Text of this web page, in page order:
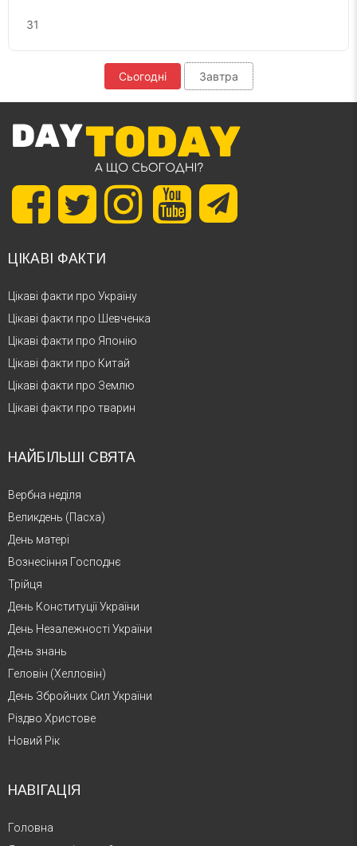
31
Сьогодні Завтра
ЦІКАВІ ФАКТИ
Цікаві факти про Україну
Цікаві факти про Шевченка
Цікаві факти про Японію
Цікаві факти про Китай
Цікаві факти про Землю
Цікаві факти про тварин
НАЙБІЛЬШІ СВЯТА
Вербна неділя
Великдень (Пасха)
День матері
Вознесіння Господнє
Трійця
День Конституції України
День Незалежності України
День знань
Геловін (Хелловін)
День Збройних Сил України
Різдво Христове
Новий Рік
НАВІГАЦІЯ
Головна